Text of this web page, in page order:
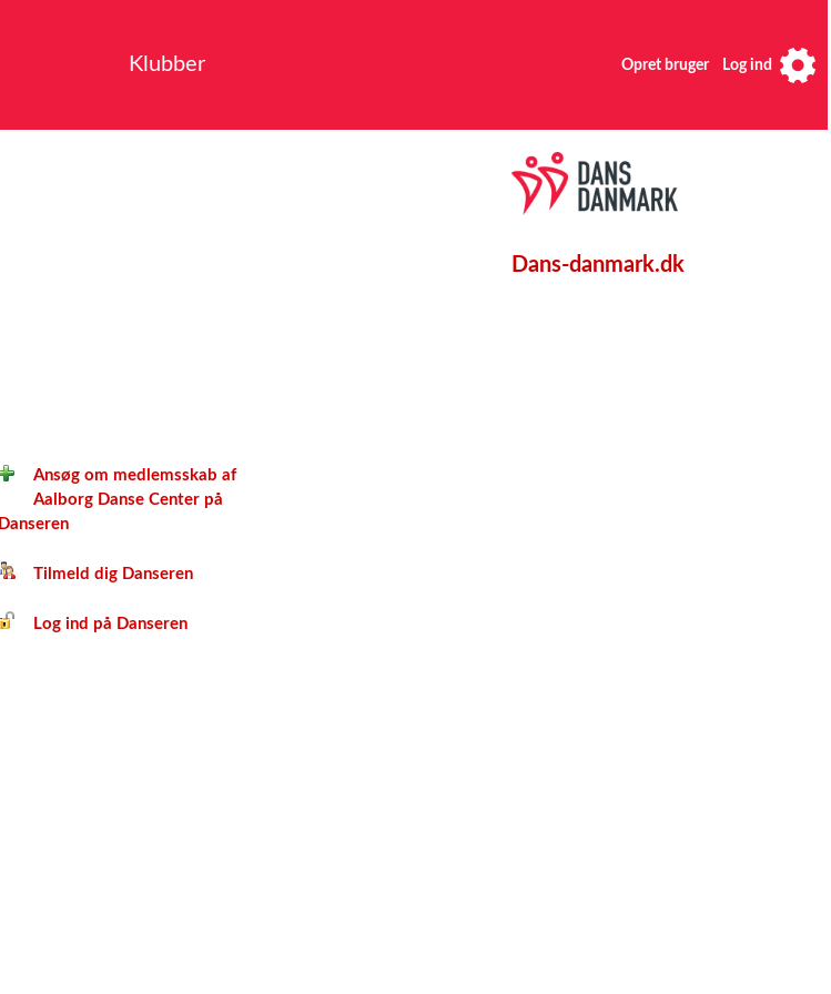
Klubber Opret bruger Log ind
Ansøg om medlemsskab af
Aalborg Danse Center på
Danseren
Tilmeld dig Danseren
Log ind på Danseren
Dans-danmark.dk